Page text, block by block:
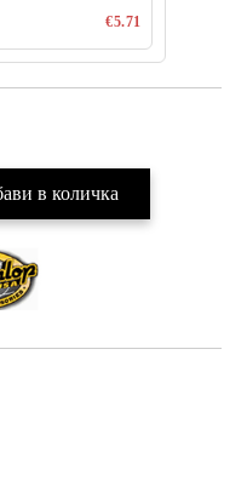
€5.71